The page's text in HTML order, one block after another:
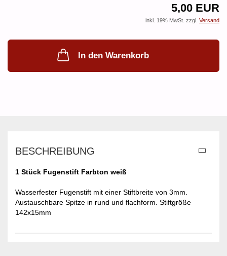
5,00 EUR
inkl. 19% MwSt. zzgl. Versand
In den Warenkorb
BESCHREIBUNG
1 Stück Fugenstift Farbton weiß
Wasserfester Fugenstift mit einer Stiftbreite von 3mm.
Austauschbare Spitze in rund und flachform. Stiftgröße
142x15mm